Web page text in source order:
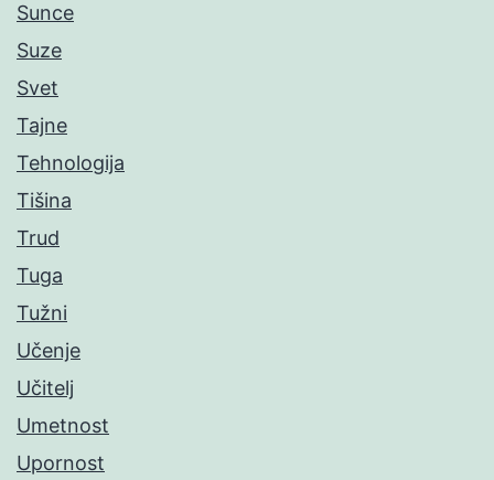
Sunce
Suze
Svet
Tajne
Tehnologija
Tišina
Trud
Tuga
Tužni
Učenje
Učitelj
Umetnost
Upornost